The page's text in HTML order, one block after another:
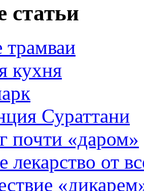
статьи
трамваи
кухня
Сураттани
почти «даром»
лекарство от